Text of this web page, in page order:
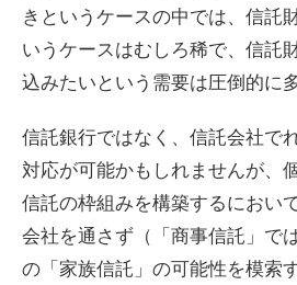
きというケースの中では、信託
いうケースはむしろ稀で、信託
込みたいという需要は圧倒的に
信託銀行ではなく、信託会社で
対応が可能かもしれませんが、
信託の枠組みを構築するにおい
会社を通さず（「商事信託」で
の「家族信託」の可能性を模索